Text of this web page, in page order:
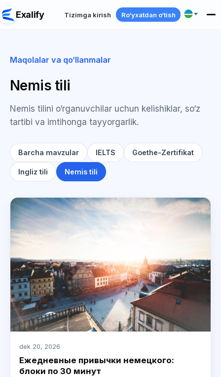
Exalify Tizimga kirish Ro‘yxatdan o‘tish
Maqolalar va qo‘llanmalar
Nemis tili
Nemis tilini o‘rganuvchilar uchun kelishiklar, so‘z
tartibi va imtihonga tayyorgarlik.
Barcha mavzular IELTS Goethe-Zertifikat
Ingliz tili Nemis tili
dek 20, 2026
Ежедневные привычки немецкого:
блоки по 30 минут